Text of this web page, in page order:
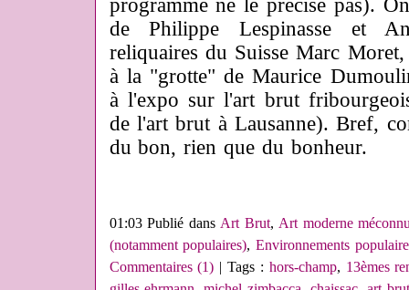
programme ne le précise pas).
de Philippe Lespinasse et
reliquaires du Suisse Marc
à la "grotte" de Maurice
à l'expo sur l'art brut
de l'art brut à Lausanne). Bref,
du bon, rien que du bonheur.
01:03 Publié dans Art Brut, Art moderne
(notamment populaires),Environnements
Commentaires (1) | Tags : hors-champ, 13èmes